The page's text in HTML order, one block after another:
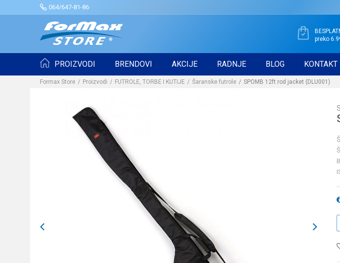
064/647-81-86
preko
PROIZVODI BRENDOVI AKCIJE RADNJE BLOG KONTAKT
Formax Store Proizvodi FUTROLE, TORBE I KUTIJE Šaranske futrole SPOMB 12ft rod jacket (DLU001)